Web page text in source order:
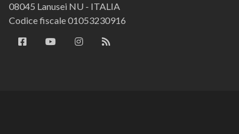
08045 Lanusei NU - ITALIA
Codice fiscale 01053230916